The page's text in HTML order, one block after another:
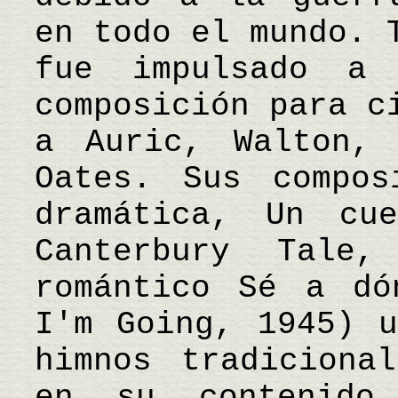
en todo el mundo.
fue impulsado
composición para
a Auric, Walton,
Oates. Sus
dramática, Un
Canterbury
romántico Sé a
I'm Going, 1945)
himnos